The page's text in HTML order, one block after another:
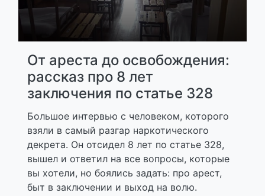
От ареста до освобождения:
рассказ про 8 лет
заключения по статье 328
Большое интервью с человеком, которого
взяли в самый разгар наркотического
декрета. Он отсидел 8 лет по статье 328,
вышел и ответил на все вопросы, которые
вы хотели, но боялись задать: про арест,
быт в заключении и выход на волю.